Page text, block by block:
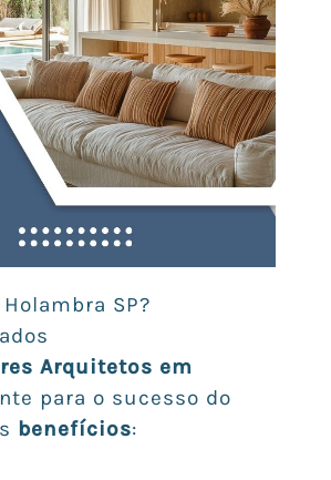
SP?
Arquitetos em
para o sucesso do
benefícios: